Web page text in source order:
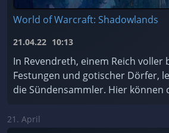
World of Warcraft: Shadowlands
21.04.22 10:13
In Revendreth, einem Reich voller
Festungen und gotischer Dörfer,
die Sündensammler. Hier können
...
21. April